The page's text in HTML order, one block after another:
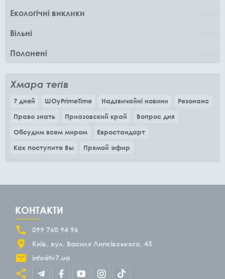
Екологічні виклики
Вільні
Полонені
Хмара тегів
7 дней ШОуPrimeTime Надзвичайні новини
Резонанс
Право знать
Приазовский край
Вопрос дня
Обсудим всем миром
Евростандарт
Как поступите Вы
Прямой эфир
КОНТАКТИ
099 760 94 96
Київ
вул. Василя Липківського, 45
info@tv7.ua